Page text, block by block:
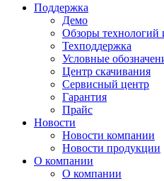
Поддержка
Демо
Обзоры технологий
Техподдержка
Условные
Центр скачивания
Сервисный центр
Гарантия
Прайс
Новости
Новости компании
Новости продукции
О компании
О компании